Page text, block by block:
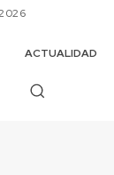
ACTUALIDAD